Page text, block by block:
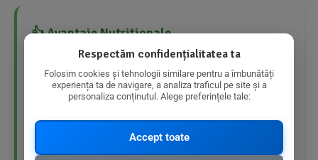
👍 Avantaje Nutriționale
Rică în fibre
Scăzută în grăsimi saturate
Respectăm confidențialitatea ta
Folosim cookies și tehnologii similare pentru a îmbunătăți
experiența ta de navigare, a analiza traficul pe site și a
personaliza conținutul. Alege preferințele tale:
Accept toate